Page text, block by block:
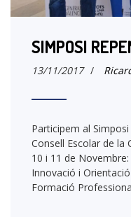
SIMPOSI
13/11/2017 /
Participem al
Consell Escolar de la
10 i 11 de
Innovació i Orientació
Formació